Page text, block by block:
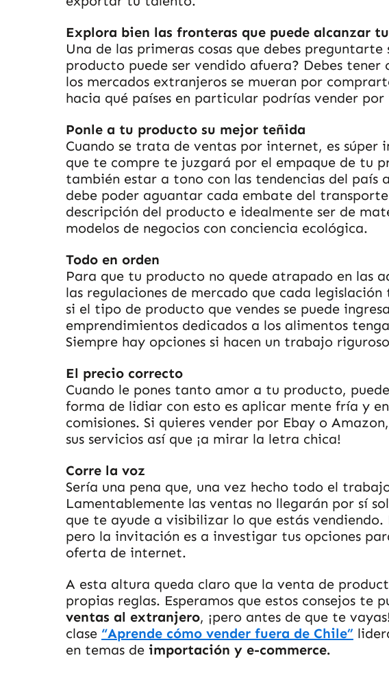
Explora bien las fronteras que puede alcanzar
Una de las primeras cosas que debes
producto puede ser vendido afuera? Debes
los mercados extranjeros se mueran por
hacia qué países en particular podrías vender
Ponle a tu producto su mejor teñida
Cuando se trata de ventas por internet, es
que te compre te juzgará por el empaque de tu
también estar a tono con las tendencias del país
debe poder aguantar cada embate del
descripción del producto e idealmente ser de
modelos de negocios con conciencia ecológica.
Todo en orden
Para que tu producto no quede atrapado en las
las regulaciones de mercado que cada
si el tipo de producto que vendes se puede
emprendimientos dedicados a los alimentos
Siempre hay opciones si hacen un trabajo
El precio correcto
Cuando le pones tanto amor a tu producto,
forma de lidiar con esto es aplicar mente fría y
comisiones. Si quieres vender por Ebay o
sus servicios así que ¡a mirar la letra chica!
Corre la voz
Sería una pena que, una vez hecho todo el
Lamentablemente las ventas no llegarán por sí
que te ayude a visibilizar lo que estás
pero la invitación es a investigar tus opciones
oferta de internet.
A esta altura queda claro que la venta de
propias reglas. Esperamos que estos consejos te
ventas al extranjero, ¡pero antes de que te
clase “Aprende cómo vender fuera de Chile”
en temas de importación y e-commerce.